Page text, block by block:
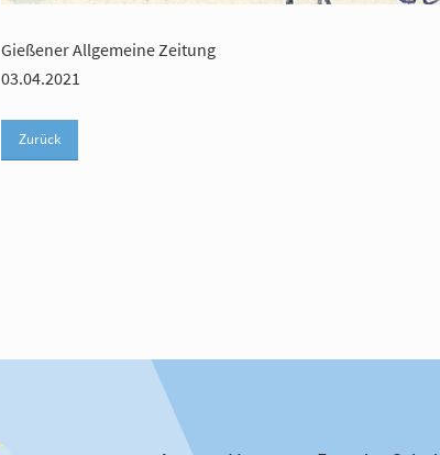
Gießener Allgemeine Zeitung
03.04.2021
Zurück